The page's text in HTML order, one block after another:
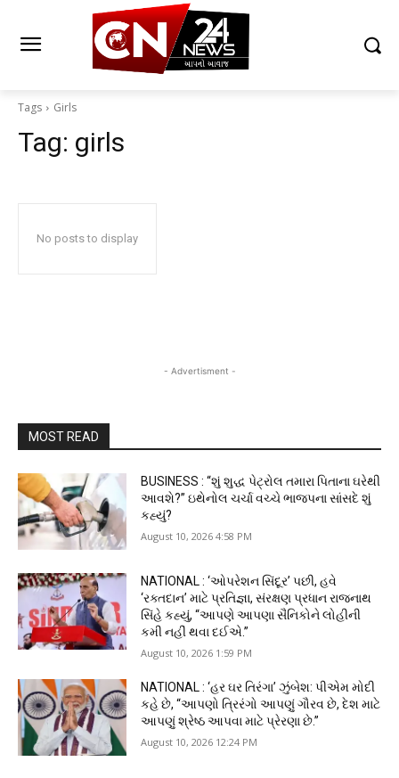
Tags Girls
Tag: girls
No posts to display
- Advertisment -
MOST READ
BUSINESS : “શું શુદ્ધ પેટ્રોલ તમારા પિતાના ઘરેથી
આવશે?” ઇથેનોલ ચર્ચા વચ્ચે ભાજપના સાંસદે શું
કહ્યું?
August 10, 2026 4:58 PM
NATIONAL : ‘ઓપરેશન સિંદૂર’ પછી, હવે
‘રક્તદાન’ માટે પ્રતિજ્ઞા, સંરક્ષણ પ્રધાન રાજનાથ
સિંહે કહ્યું, “આપણે આપણા સૈનિકોને લોહીની
કમી નહીં થવા દઈએ.”
August 10, 2026 1:59 PM
NATIONAL : ‘હર ઘર તિરંગા’ ઝુંબેશ: પીએમ મોદી
કહે છે, “આપણો ત્રિરંગો આપણું ગૌરવ છે, દેશ માટે
આપણું શ્રેષ્ઠ આપવા માટે પ્રેરણા છે.”
August 10, 2026 12:24 PM